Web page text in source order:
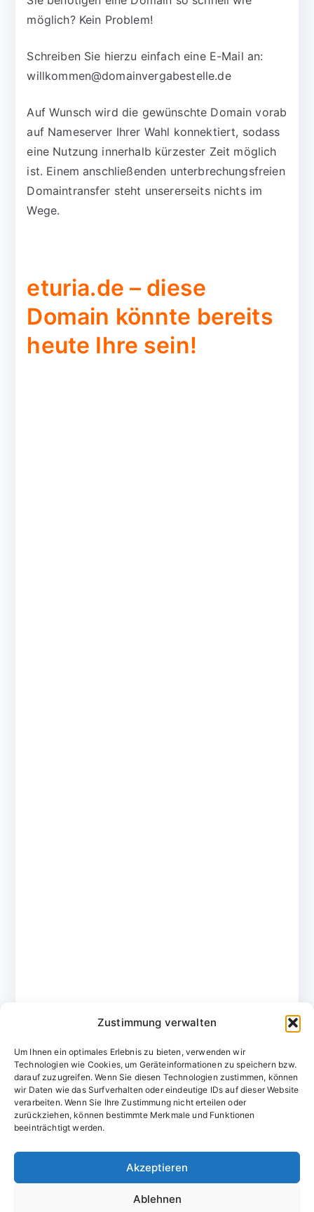
Zustimmung verwalten
Um Ihnen ein optimales Erlebnis zu bieten, verwenden wir
Technologien wie Cookies, um Geräteinformationen zu speichern bzw.
darauf zuzugreifen. Wenn Sie diesen Technologien zustimmen, können
wir Daten wie das Surfverhalten oder eindeutige IDs auf dieser Website
verarbeiten. Wenn Sie Ihre Zustimmung nicht erteilen oder
zurückziehen, können bestimmte Merkmale und Funktionen
beeinträchtigt werden.
Akzeptieren
Ablehnen
möglich? Kein Problem!
Schreiben Sie hierzu einfach eine E-Mail an:
willkommen@domainvergabestelle.de
Auf Wunsch wird die gewünschte Domain vorab
auf Nameserver Ihrer Wahl konnektiert, sodass
eine Nutzung innerhalb kürzester Zeit möglich
ist. Einem anschließenden unterbrechungsfreien
Domaintransfer steht unsererseits nichts im
Wege.
eturia.de – diese
Domain könnte bereits
heute Ihre sein!
Domainvergabestelle.de